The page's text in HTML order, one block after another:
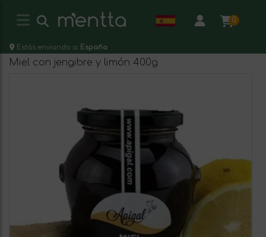
0
Estás enviando a: España
Miel con jengibre y limón 400g